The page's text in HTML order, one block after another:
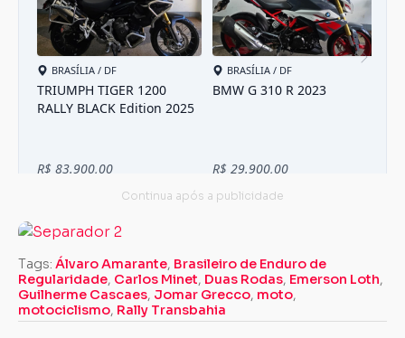
Tags: Álvaro Amarante, Brasileiro de Enduro de
Regularidade, Carlos Minet, Duas Rodas, Emerson Loth,
Guilherme Cascaes, Jomar Grecco, moto,
motociclismo, Rally Transbahia